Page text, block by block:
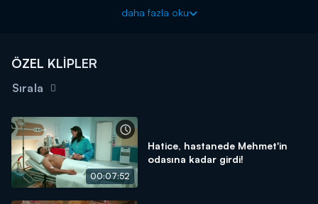
kardeşine zaten öfkeli değildir. Böylece kardeşler arasında
daha fazla oku
ÖZEL KLİPLER
Sırala
00:07:52
Hatice, hastanede Mehmet'in
odasına kadar girdi!